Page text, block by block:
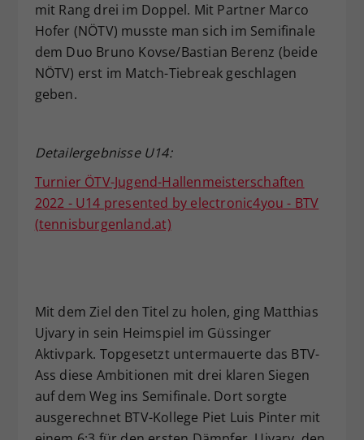
mit Rang drei im Doppel. Mit Partner Marco
Hofer (NÖTV) musste man sich im Semifinale
dem Duo Bruno Kovse/Bastian Berenz (beide
NÖTV) erst im Match-Tiebreak geschlagen
geben.
Detailergebnisse U14:
Turnier ÖTV-Jugend-Hallenmeisterschaften
2022 - U14 presented by electronic4you - BTV
(tennisburgenland.at)
Mit dem Ziel den Titel zu holen, ging Matthias
Ujvary in sein Heimspiel im Güssinger
Aktivpark. Topgesetzt untermauerte das BTV-
Ass diese Ambitionen mit drei klaren Siegen
auf dem Weg ins Semifinale. Dort sorgte
ausgerechnet BTV-Kollege Piet Luis Pinter mit